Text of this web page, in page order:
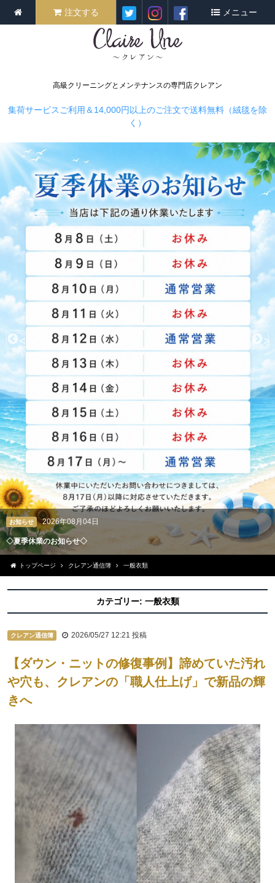
高級クリーニングとメンテナンスの専門店クレアン
注文する メニュー
集荷サービスご利用＆14,000円以上のご注文で送料無料（絨毯を除
く）
クレアン広報室 2026年08月04日
ペルシャ絨毯やギャッベも丸洗い。高級絨毯の専門クリーニング
< >
トップページ クレアン通信簿 一般衣類
カテゴリー: 一般衣類
クレアン通信簿 2026/05/27 12:21 投稿
【ダウン・ニットの修復事例】諦めていた汚れ
や穴も、クレアンの「職人仕上げ」で新品の輝
きへ